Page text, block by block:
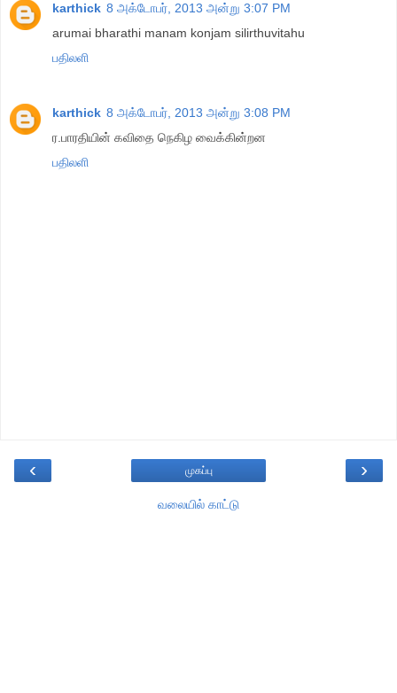
karthick 8 அக்டோபர், 2013 அன்று 3:07 PM
arumai bharathi manam konjam silirthuvitahu
பதிலளி
karthick 8 அக்டோபர், 2013 அன்று 3:08 PM
ர.பாரதியின் கவிதை நெகிழ வைக்கின்றன
பதிலளி
‹ ›
முகப்பு
வலையில் காட்டு